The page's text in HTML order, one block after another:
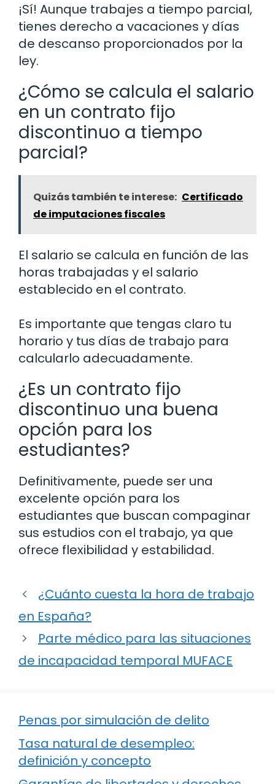
¡Sí! Aunque trabajes a tiempo parcial,
tienes derecho a vacaciones y días
de descanso proporcionados por la
ley.
¿Cómo se calcula el salario
en un contrato fijo
discontinuo a tiempo
parcial?
Quizás también te interese: Certificado
de imputaciones fiscales
El salario se calcula en función de las
horas trabajadas y el salario
establecido en el contrato.
Es importante que tengas claro tu
horario y tus días de trabajo para
calcularlo adecuadamente.
¿Es un contrato fijo
discontinuo una buena
opción para los
estudiantes?
Definitivamente, puede ser una
excelente opción para los
estudiantes que buscan compaginar
sus estudios con el trabajo, ya que
ofrece flexibilidad y estabilidad.
¿Cuánto cuesta la hora de trabajo
en España?
Parte médico para las situaciones
de incapacidad temporal MUFACE
Penas por simulación de delito
Tasa natural de desempleo:
definición y concepto